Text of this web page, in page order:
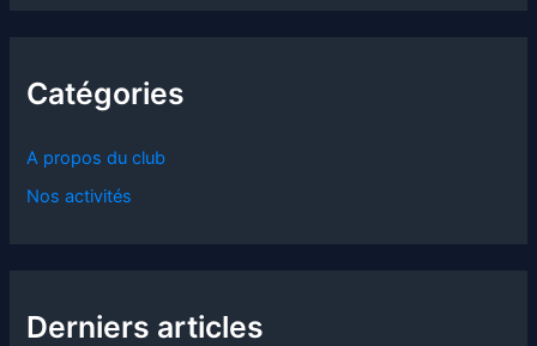
Catégories
A propos du club
Nos activités
Derniers articles